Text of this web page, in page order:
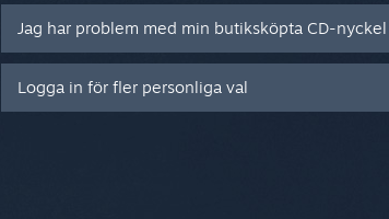
Jag har problem med min butiksköpta CD-nyckel
Logga in för fler personliga val